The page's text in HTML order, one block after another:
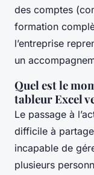
des comptes
formation
l’entreprise
un
Quel est le
tableur Excel
Le passage à
difficile à
incapable de
plusieurs